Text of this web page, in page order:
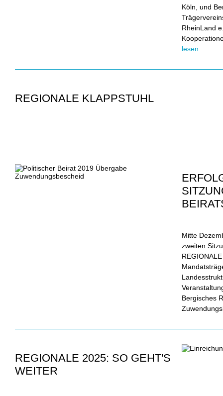
Köln, und
RheinLand
lesen
REGIONALE KLAPPSTUHL
Mitte
zweiten
Bergisches
REGIONALE 2025: SO GEHT'S
WEITER